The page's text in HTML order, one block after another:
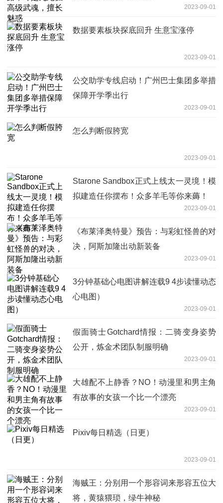
2023-09-01
数据要素板块探底回升 生意宝涨停
2023-09-01
公交助学专线启动！广州巴士集团多举措
保障开学季出行
2023-09-01
怎么判断假胯宽
2023-09-01
Starone Sandbox正式上线太一灵境！模
拟建造任你摆布！众多羊毛等你来薅！
2023-09-01
《布莱泽奥特曼》预告：与彩虹怪兽的对
决，阿斯加隆出动新装备
2023-09-01
3分钟基础心电图讲解连载9 4步读懂动态
心电图）
2023-09-01
假面骑士Gotchard情报：二骑变身姿势
公开，炼金术团队制服明确
2023-09-01
大雄配不上静香？NO！动漫里和男主角
有故事的女孩一个比一个漂亮
2023-09-01
Pixiv每日精选（日更）
2023-09-01
海贼王：分别用一个形容词来形容五位大
将，黄猿猥琐，绿牛神秘